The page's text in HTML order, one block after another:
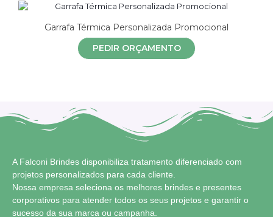
Garrafa Térmica Personalizada Promocional
PEDIR ORÇAMENTO
A Falconi Brindes disponibiliza tratamento diferenciado com
projetos personalizados para cada cliente.
Nossa empresa seleciona os melhores brindes e presentes
corporativos para atender todos os seus projetos e garantir o
sucesso da sua marca ou campanha.